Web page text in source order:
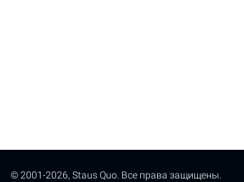
© 2001-2026, Staus Quo. Все права защищены.